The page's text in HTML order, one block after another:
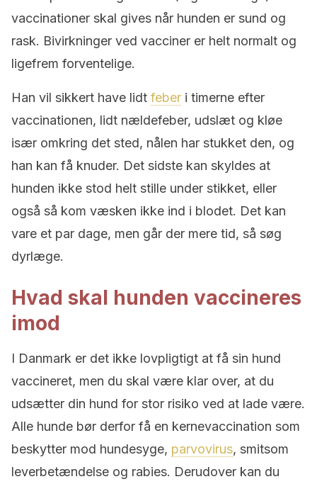
vaccinationer skal gives når hunden er sund og
rask. Bivirkninger ved vacciner er helt normalt og
ligefrem forventelige.
Han vil sikkert have lidt feber i timerne efter
vaccinationen, lidt nældefeber, udslæt og kløe
især omkring det sted, nålen har stukket den, og
han kan få knuder. Det sidste kan skyldes at
hunden ikke stod helt stille under stikket, eller
også så kom væsken ikke ind i blodet. Det kan
vare et par dage, men går der mere tid, så søg
dyrlæge.
Hvad skal hunden vaccineres
imod
I Danmark er det ikke lovpligtigt at få sin hund
vaccineret, men du skal være klar over, at du
udsætter din hund for stor risiko ved at lade være.
Alle hunde bør derfor få en kernevaccination som
beskytter mod hundesyge, parvovirus, smitsom
leverbetændelse og rabies. Derudover kan du